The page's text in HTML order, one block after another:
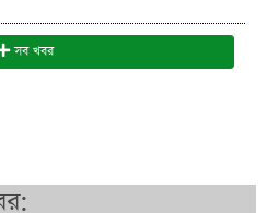
সব খবর